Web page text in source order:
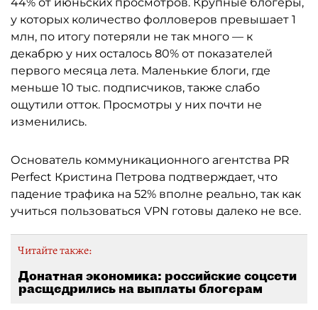
у которых количество фолловеров превышает 1
млн, по итогу потеряли не так много — к
декабрю у них осталось 80% от показателей
первого месяца лета. Маленькие блоги, где
меньше 10 тыс. подписчиков, также слабо
ощутили отток. Просмотры у них почти не
изменились.
Основатель коммуникационного агентства PR
Perfect Кристина Петрова подтверждает, что
падение трафика на 52% вполне реально, так как
учиться пользоваться VPN готовы далеко не все.
Читайте также:
Донатная экономика: российские соцсети
расщедрились на выплаты блогерам